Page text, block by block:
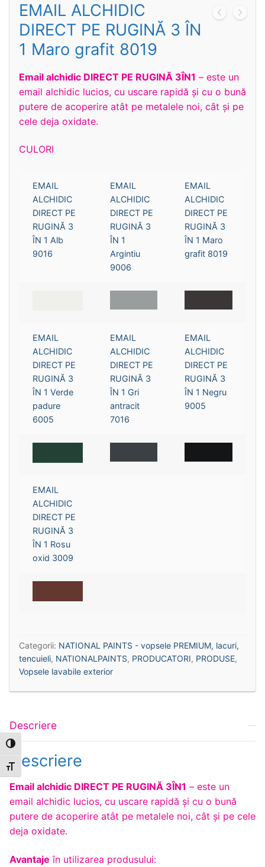
Toggle High Contrast
Toggle Font size
EMAIL ALCHIDIC
DIRECT PE RUGINĂ 3 ÎN
1 Maro grafit 8019
Email alchidic DIRECT PE RUGINĂ 3ÎN1 – este un
email alchidic lucios, cu uscare rapidă și cu o bună
putere de acoperire atât pe metalele noi, cât și pe
cele deja oxidate.
CULORI
EMAIL
ALCHIDIC
DIRECT PE
RUGINĂ 3
ÎN 1 Alb
9016
EMAIL
ALCHIDIC
DIRECT PE
RUGINĂ 3
ÎN 1
Argintiu
9006
EMAIL
ALCHIDIC
DIRECT PE
RUGINĂ 3
ÎN 1 Maro
grafit 8019
EMAIL
ALCHIDIC
DIRECT PE
RUGINĂ 3
ÎN 1 Verde
padure
6005
EMAIL
ALCHIDIC
DIRECT PE
RUGINĂ 3
ÎN 1 Gri
antracit
7016
EMAIL
ALCHIDIC
DIRECT PE
RUGINĂ 3
ÎN 1 Negru
9005
EMAIL
ALCHIDIC
DIRECT PE
RUGINĂ 3
ÎN 1 Rosu
oxid 3009
Categorii: NATIONAL PAINTS - vopsele PREMIUM, lacuri,
tencuieli, NATIONALPAINTS, PRODUCATORI, PRODUSE,
Vopsele lavabile exterior
Descriere
Descriere
Email alchidic DIRECT PE RUGINĂ 3ÎN1 – este un
email alchidic lucios, cu uscare rapidă și cu o bună
putere de acoperire atât pe metalele noi, cât și pe cele
deja oxidate.
Avantaje în utilizarea produsului: